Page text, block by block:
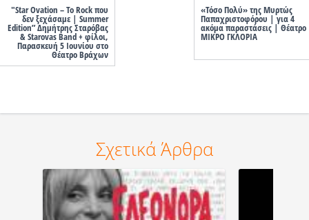
"Star Ovation – Το Rock που
δεν ξεχάσαμε | Summer
Edition” Δημήτρης Σταρόβας
& Starovas Band + φίλοι,
Παρασκευή 5 Ιουνίου στο
Θέατρο Βράχων
«Τόσο Πολύ» της Μυρτώς
Παπαχριστοφόρου | για 4
ακόμα παραστάσεις | Θέατρο
ΜΙΚΡΟ ΓΚΛΟΡΙΑ
Σχετικά Άρθρα